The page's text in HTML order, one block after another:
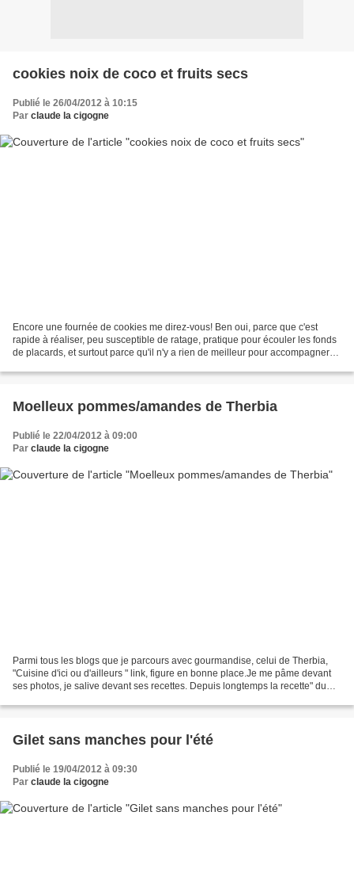
cookies noix de coco et fruits secs
Publié le 26/04/2012 à 10:15
Par claude la cigogne
Encore une fournée de cookies me direz-vous! Ben oui, parce que c'est
rapide à réaliser, peu susceptible de ratage, pratique pour écouler les fonds
de placards, et surtout parce qu'il n'y a rien de meilleur pour accompagner
Moelleux pommes/amandes de Therbia
Publié le 22/04/2012 à 09:00
Par claude la cigogne
Parmi tous les blogs que je parcours avec gourmandise, celui de Therbia,
"Cuisine d'ici ou d'ailleurs " link, figure en bonne place.Je me pâme devant
ses photos, je salive devant ses recettes. Depuis longtemps la recette" du
Gilet sans manches pour l'été
Publié le 19/04/2012 à 09:30
Par claude la cigogne